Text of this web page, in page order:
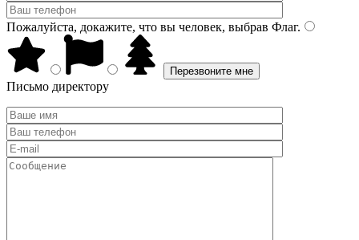
Пожалуйста, докажите, что вы человек, выбрав Флаг.
Письмо директору